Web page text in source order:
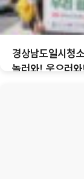
경상남도일시청
놀러와! 웃으러와